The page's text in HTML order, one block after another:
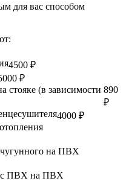
для вас способом
4500 ₽
₽
стояке (в зависимости 890
₽
4000 ₽
чугунного на ПВХ
с ПВХ на ПВХ